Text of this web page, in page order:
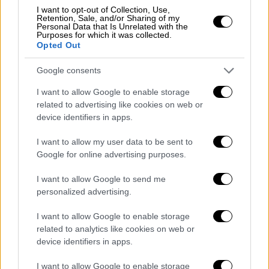
I want to opt-out of Collection, Use,
Retention, Sale, and/or Sharing of my
Personal Data that Is Unrelated with the
Purposes for which it was collected.
Opted Out
Google consents
I want to allow Google to enable storage
related to advertising like cookies on web or
device identifiers in apps.
I want to allow my user data to be sent to
Google for online advertising purposes.
I want to allow Google to send me
personalized advertising.
I want to allow Google to enable storage
related to analytics like cookies on web or
device identifiers in apps.
I want to allow Google to enable storage
παρόντος προκηρύξεις του Ανώτατου
Συμβουλίου Επιλογής Προσωπικού (Α.Σ.Ε.Π.)
για επιλογή προσωπικού με σειρά
προτεραιότητας, σύμφωνα με το άρθρο 28
του ν. 4765/2021 (Α’ 6), και ειδικά για την
πρόσληψη νοσηλευτικού και λοιπού, πλην
ιατρών, προσωπικού στα νοσοκομεία του
Εθνικού Συστήματος Υγείας (Ε.Σ.Υ.), το
Γενικό Νοσοκομείο Θεσσαλονίκης
«Παπαγεωργίου» και το Εθνικό Κέντρο
παρέκκλιση της παρ. 1 του άρθρου 16 του ν.
διαγωνισμού του Α.Σ.Ε.Π. για κάλυψη
θέσεων νοσηλευτικού και λοιπού
προσωπικού, πλην ιατρών, για τους
εποπτευόμενους από το Υπουργείο Υγείας